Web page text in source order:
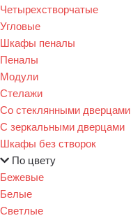
Четырехстворчатые
Угловые
Шкафы пеналы
Пеналы
Модули
Стелажи
Со стеклянными дверцами
С зеркальными дверцами
Шкафы без створок
По цвету
Бежевые
Белые
Светлые